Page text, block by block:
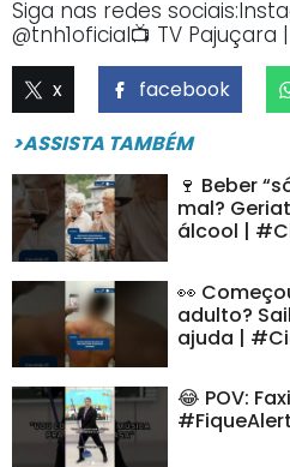
Siga nas redes
@tnh1oficial📺 TV Pajuçara |
x facebook
>ASSISTA TAMBÉM
🍷 Beber
mal?
álcool |
👀
adulto?
ajuda |
😂 POV: